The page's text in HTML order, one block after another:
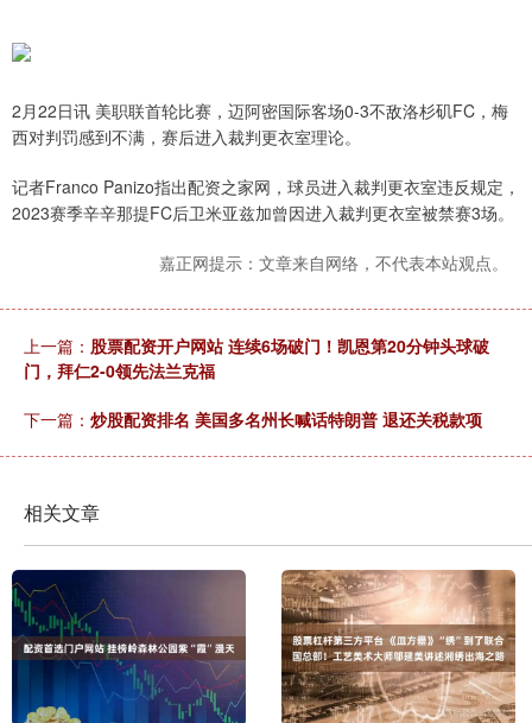
2月22日讯 美职联首轮比赛，迈阿密国际客场0-3不敌洛杉矶FC，梅
西对判罚感到不满，赛后进入裁判更衣室理论。
记者Franco Panizo指出配资之家网，球员进入裁判更衣室违反规定，
2023赛季辛辛那提FC后卫米亚兹加曾因进入裁判更衣室被禁赛3场。
嘉正网提示：文章来自网络，不代表本站观点。
上一篇： 股票配资开户网站 连续6场破门！凯恩第20分钟头球破
门，拜仁2-0领先法兰克福
下一篇： 炒股配资排名 美国多名州长喊话特朗普 退还关税款项
相关文章